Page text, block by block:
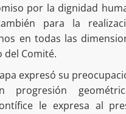
por la dignidad
para la
en todas las
del Comité.
expresó su
progresión
le expresa al